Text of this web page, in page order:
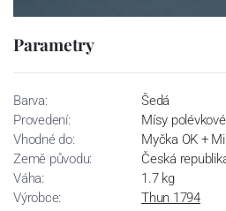
Parametry
Barva:
Šedá
Provedení:
Mísy polévkové
Vhodné do:
Myčka OK +
Země původu:
Česká
Váha:
1.7 kg
Výrobce:
Thun 1794